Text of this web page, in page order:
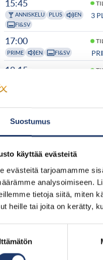
Suostumus
käyttää evästeitä
evästeitä tarjoamamme
analysoimiseen.
tietoja siitä, miten
heille tai joita on kerätty,
15:45
ANNISKELU PLUS
EN
FI&SV
3
17:00
PRIME EN FI&SV
19:15
Tutustu ja osta